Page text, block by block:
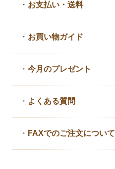
・ お支払い・送料
・ お買い物ガイド
・今月のプレゼント
・ よくある質問
・ FAXでのご注文について